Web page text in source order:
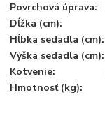
Povrchová úprava:
Dĺžka (cm):
Hĺbka sedadla (cm):
Výška sedadla (cm):
Kotvenie:
Hmotnosť (kg):